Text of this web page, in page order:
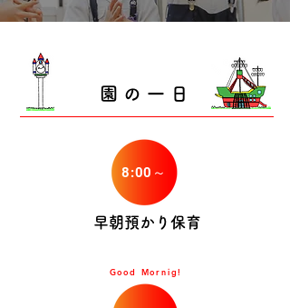
園の一日
​8:00～
​早朝預かり保育
Good Mornig!